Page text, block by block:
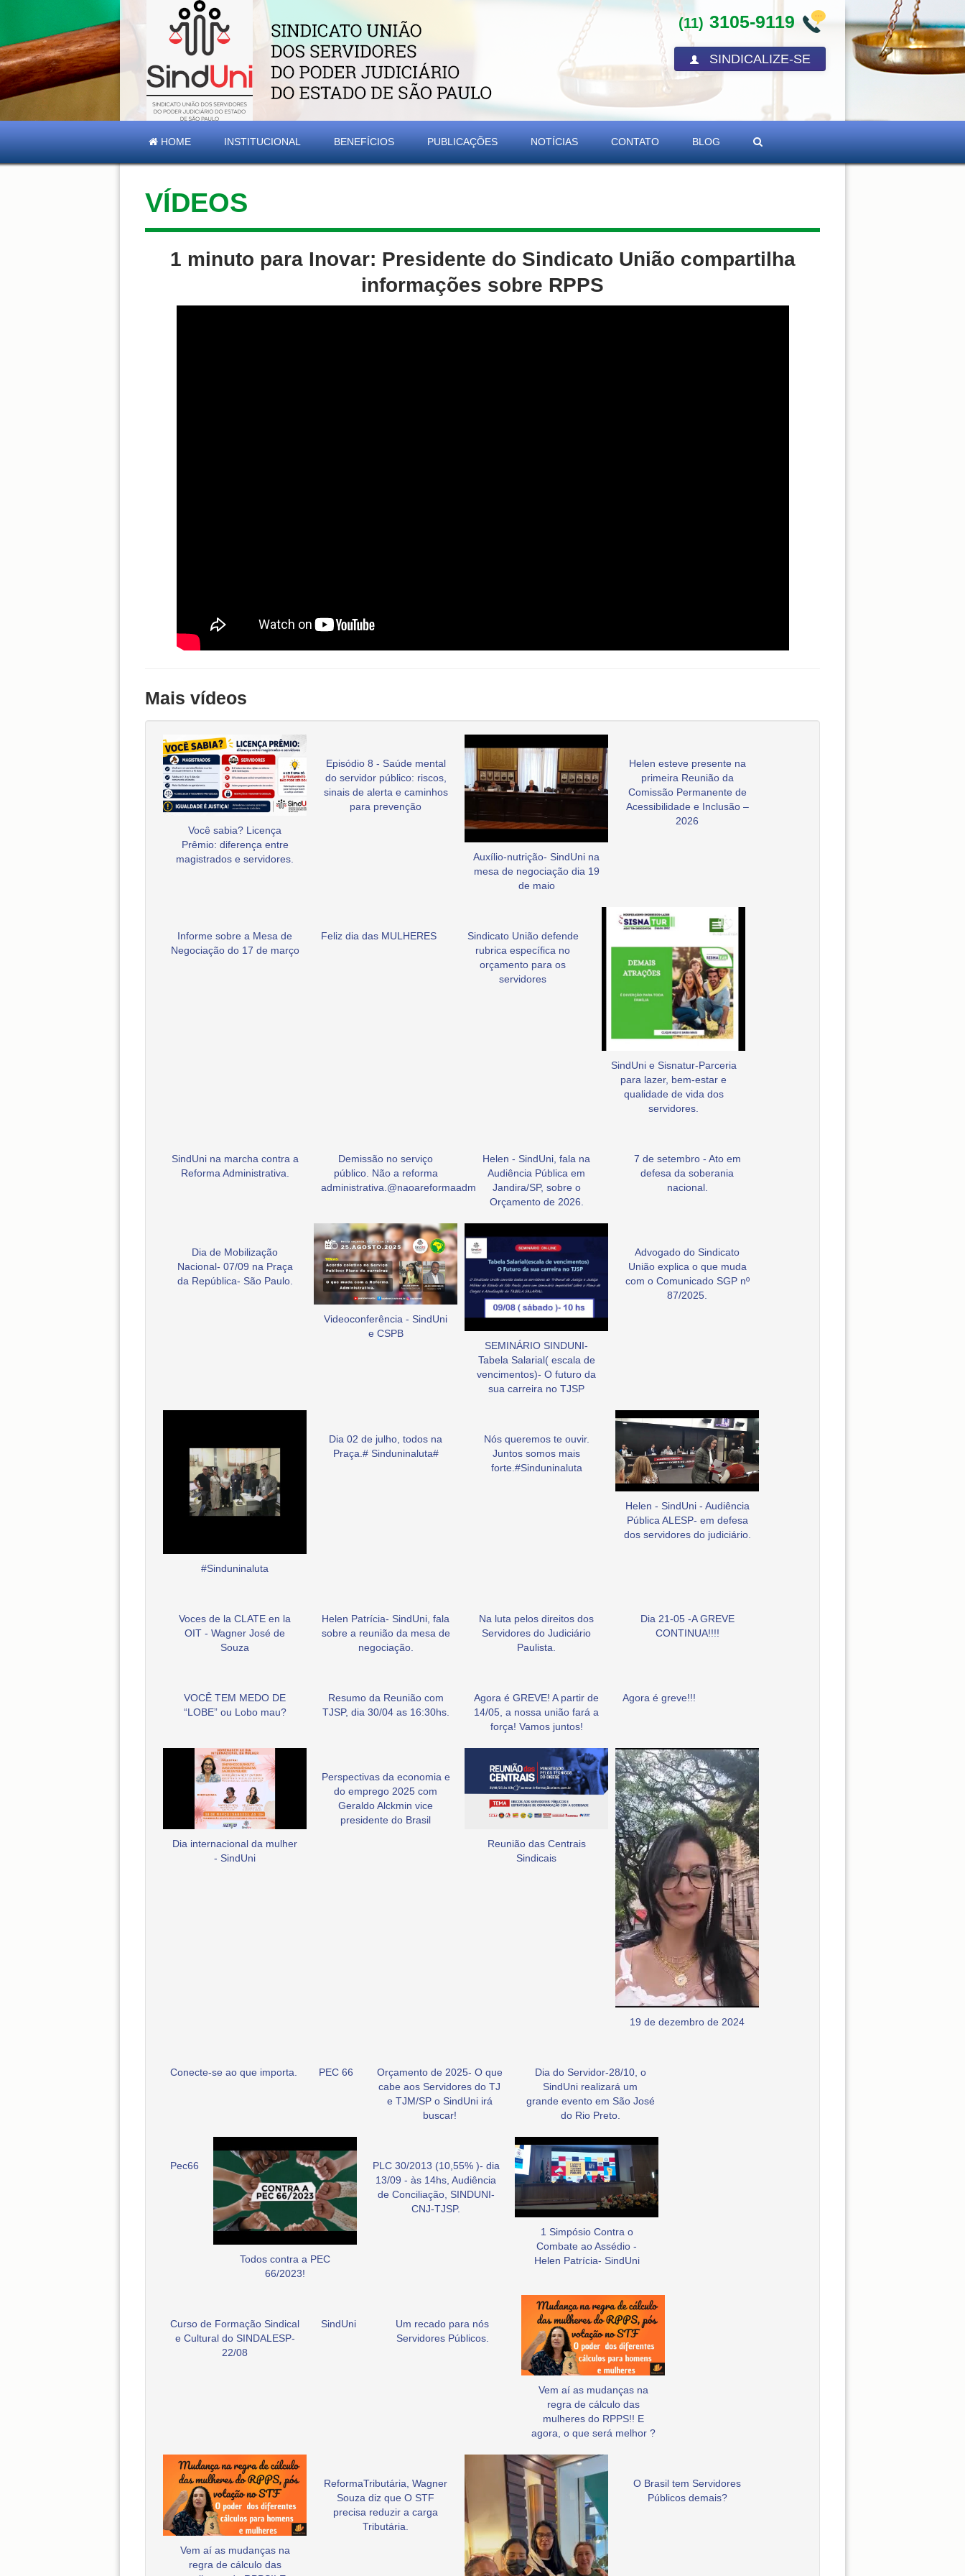
(11) 3105-9119
SINDICALIZE-SE
HOME INSTITUCIONAL BENEFÍCIOS PUBLICAÇÕES NOTÍCIAS CONTATO BLOG
VÍDEOS
1 minuto para Inovar: Presidente do Sindicato União compartilha
informações sobre RPPS
Mais vídeos
Você sabia? Licença
Prêmio: diferença entre
magistrados e servidores.
Episódio 8 - Saúde mental
do servidor público: riscos,
sinais de alerta e caminhos
para prevenção
Auxílio-nutrição- SindUni na
mesa de negociação dia 19
de maio
Helen esteve presente na
primeira Reunião da
Comissão Permanente de
Acessibilidade e Inclusão –
2026
Informe sobre a Mesa de
Negociação do 17 de março
Feliz dia das MULHERES
Sindicato União defende
rubrica específica no
orçamento para os
servidores
SindUni e Sisnatur-Parceria
para lazer, bem-estar e
qualidade de vida dos
servidores.
SindUni na marcha contra a
Reforma Administrativa.
Demissão no serviço
público. Não a reforma
administrativa.@naoareformaadm
Helen - SindUni, fala na
Audiência Pública em
Jandira/SP, sobre o
Orçamento de 2026.
7 de setembro - Ato em
defesa da soberania
nacional.
Dia de Mobilização
Nacional- 07/09 na Praça
da República- São Paulo.
Videoconferência - SindUni
e CSPB
SEMINÁRIO SINDUNI-
Tabela Salarial( escala de
vencimentos)- O futuro da
sua carreira no TJSP
Advogado do Sindicato
União explica o que muda
com o Comunicado SGP nº
87/2025.
#Sinduninaluta
Dia 02 de julho, todos na
Praça.# Sinduninaluta#
Nós queremos te ouvir.
Juntos somos mais
forte.#Sinduninaluta
Helen - SindUni - Audiência
Pública ALESP- em defesa
dos servidores do judiciário.
Voces de la CLATE en la
OIT - Wagner José de
Souza
Helen Patrícia- SindUni, fala
sobre a reunião da mesa de
negociação.
Na luta pelos direitos dos
Servidores do Judiciário
Paulista.
Dia 21-05 -A GREVE
CONTINUA!!!!
VOCÊ TEM MEDO DE
“LOBE” ou Lobo mau?
Resumo da Reunião com
TJSP, dia 30/04 as 16:30hs.
Agora é GREVE! A partir de
14/05, a nossa união fará a
força! Vamos juntos!
Agora é greve!!!
Dia internacional da mulher
- SindUni
Perspectivas da economia e
do emprego 2025 com
Geraldo Alckmin vice
presidente do Brasil
Reunião das Centrais
Sindicais
19 de dezembro de 2024
Conecte-se ao que importa. PEC 66
Orçamento de 2025- O que
cabe aos Servidores do TJ
e TJM/SP o SindUni irá
buscar!
Dia do Servidor-28/10, o
SindUni realizará um
grande evento em São José
do Rio Preto.
Pec66
Todos contra a PEC
66/2023!
PLC 30/2013 (10,55% )- dia
13/09 - às 14hs, Audiência
de Conciliação, SINDUNI-
CNJ-TJSP.
1 Simpósio Contra o
Combate ao Assédio -
Helen Patrícia- SindUni
Curso de Formação Sindical
e Cultural do SINDALESP-
22/08
SindUni
Um recado para nós
Servidores Públicos.
Vem aí as mudanças na
regra de cálculo das
mulheres do RPPS!! E
agora, o que será melhor ?
Vem aí as mudanças na
regra de cálculo das
ReformaTributária, Wagner
Souza diz que O STF
precisa reduzir a carga
Tributária.
O Brasil tem Servidores
Públicos demais?